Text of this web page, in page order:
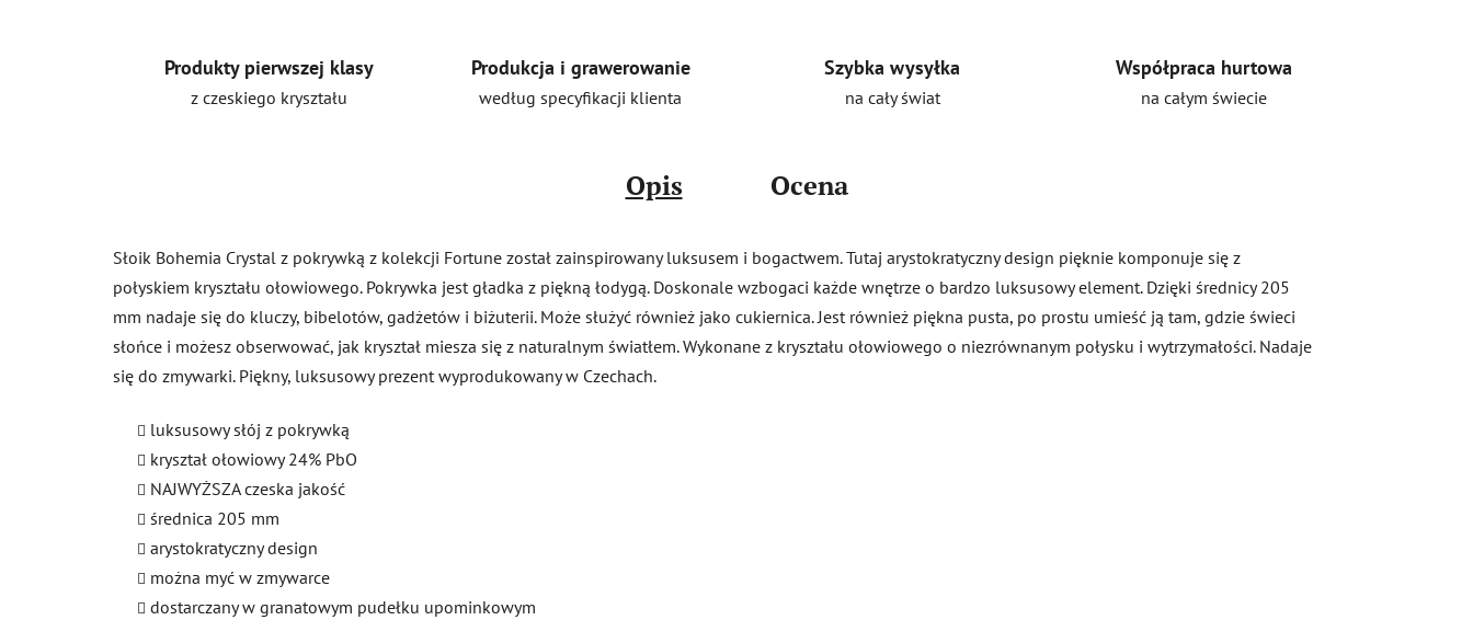
Produkty pierwszej klasy
z czeskiego kryształu
Produkcja i grawerowanie
według specyfikacji klienta
Szybka wysyłka
na cały świat
Współpraca hurtowa
na całym świecie
Opis Ocena
Słoik Bohemia Crystal z pokrywką z kolekcji Fortune został zainspirowany luksusem i bogactwem. Tutaj arystokratyczny design pięknie komponuje się z
połyskiem kryształu ołowiowego. Pokrywka jest gładka z piękną łodygą. Doskonale wzbogaci każde wnętrze o bardzo luksusowy element. Dzięki średnicy 205
mm nadaje się do kluczy, bibelotów, gadżetów i biżuterii. Może służyć również jako cukiernica. Jest również piękna pusta, po prostu umieść ją tam, gdzie świeci
słońce i możesz obserwować, jak kryształ miesza się z naturalnym światłem. Wykonane z kryształu ołowiowego o niezrównanym połysku i wytrzymałości. Nadaje
się do zmywarki. Piękny, luksusowy prezent wyprodukowany w Czechach.
luksusowy słój z pokrywką
kryształ ołowiowy 24% PbO
NAJWYŻSZA czeska jakość
średnica 205 mm
arystokratyczny design
można myć w zmywarce
dostarczany w granatowym pudełku upominkowym